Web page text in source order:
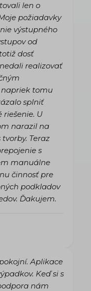
len o
požiadavky
výstupného
od
dosť
realizovať
tomu
splniť
riešenie. U
narazil na
Teraz
s
manuálne
činnosť pre
podkladov
Ďakujem.
Aplikace
Keď si s
nám